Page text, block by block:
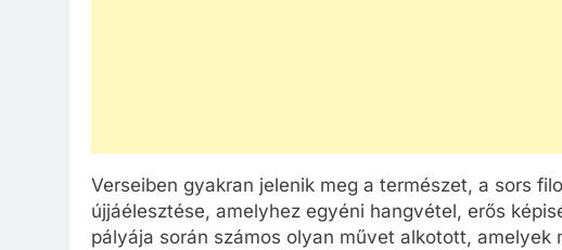
Verseiben gyakran jelenik meg a természet, a sors
újjáélesztése, amelyhez egyéni hangvétel, erős
pályája során számos olyan művet alkotott, amelyek